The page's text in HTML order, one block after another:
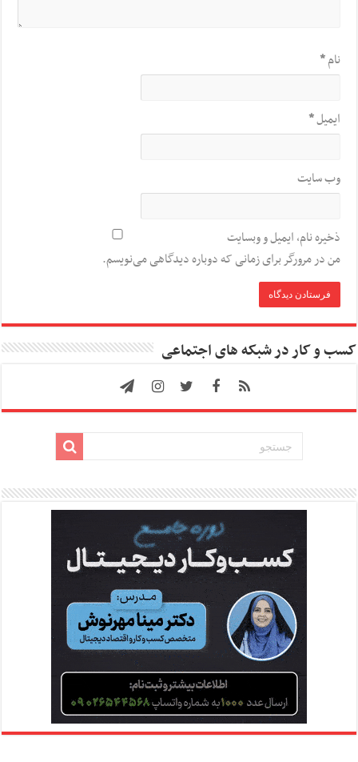
نام*
ایمیل*
وب‌ سایت
ذخیره نام، ایمیل و وبسایت
من در مرورگر برای زمانی که دوباره دیدگاهی می‌نویسم.
کسب و کار در شبکه های اجتماعی